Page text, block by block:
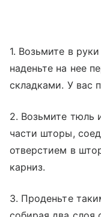
1. Возьмите в
наденьте на нее
складками. У вас
2. Возьмите тюль
части шторы,
отверстием в
карниз.
3. Проденьте